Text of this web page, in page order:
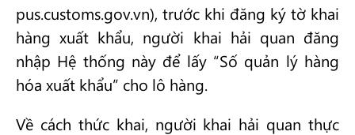
pus.customs.gov.vn), trước khi đăng ký tờ khai
hàng xuất khẩu, người khai hải quan đăng
nhập Hệ thống này để lấy “Số quản lý hàng
hóa xuất khẩu” cho lô hàng.
Về cách thức khai, người khai hải quan thực